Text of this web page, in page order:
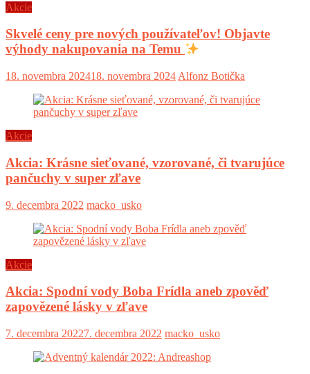
Akcie
Skvelé ceny pre nových používateľov! Objavte
výhody nakupovania na Temu
18. novembra 202418. novembra 2024 Alfonz Botička
Akcie
Akcia: Krásne sieťované, vzorované, či tvarujúce
pančuchy v super zľave
9. decembra 2022 macko_usko
Akcie
Akcia: Spodní vody Boba Frídla aneb zpověď
zapovězené lásky v zľave
7. decembra 20227. decembra 2022 macko_usko